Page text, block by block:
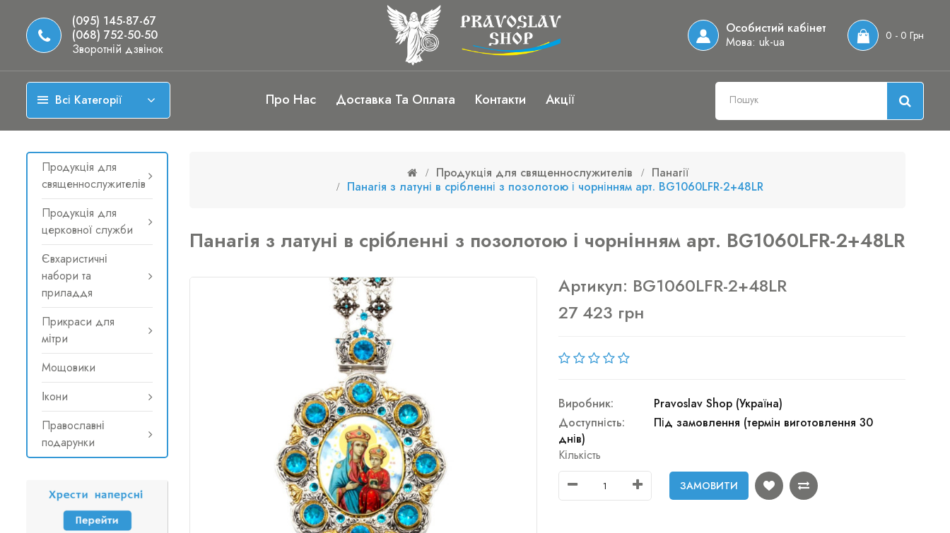
(095) 145-87-67
(068) 752-50-50
Зворотній дзвінок
Особистий кабінет
Мова: uk-ua 0 - 0 Грн
Всі Категорії Про Нас Доставка Та Оплата Контакти Акції
Продукція для
священнослужителів
Продукція для
церковної служби
Євхаристичні
набори та
приладдя
Прикраси для
мітри
Мощовики
Ікони
Православні
подарунки
Продукція для священнослужителів
Панагії
Панагія з латуні в срібленні з позолотою і чорнінням арт. BG1060LFR-2+48LR
Панагія з латуні в срібленні з позолотою і чорнінням арт. BG1060LFR-2+48LR
Артикул: BG1060LFR-2+48LR
27 423 грн
Виробник:
Pravoslav Shop (Україна)
Доступність:
Під замовлення (термін виготовлення 30
днів)
Кількість
ЗАМОВИТИ